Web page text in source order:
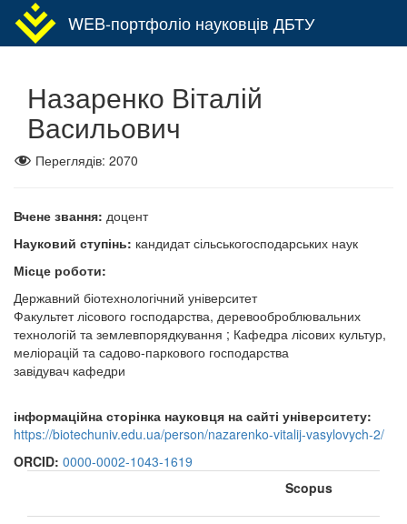
WEB-портфоліо науковців ДБТУ
Назаренко Віталій
Васильович
Переглядів: 2070
Вчене звання: доцент
Науковий ступінь: кандидат сільськогосподарських наук
Місце роботи:
Державний біотехнологічний університет
Факультет лісового господарства, деревооброблювальних
технологій та землевпорядкування ; Кафедра лісових культур,
меліорацій та садово-паркового господарства
завідувач кафедри
інформаційна сторінка науковця на сайті університету:
https://biotechuniv.edu.ua/person/nazarenko-vitalij-vasylovych-2/
ORCID: 0000-0002-1043-1619
Scopus